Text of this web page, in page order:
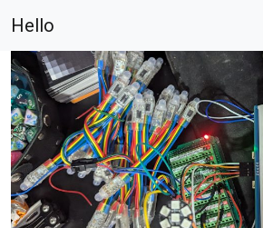
Hello